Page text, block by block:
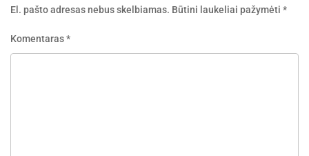
El. pašto adresas nebus skelbiamas. Būtini laukeliai pažymėti *
Komentaras*